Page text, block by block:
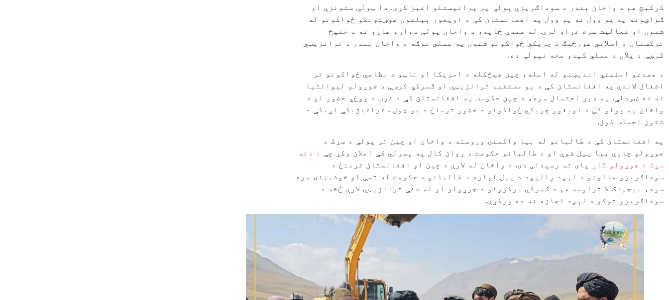
کړکېچ هم د واخان بندر د سوداګریزې پولې پر پرانیستلو اغېز کړی. دا ټولې ستونزې او
ګواښونه په یو ډول نه یو ډول په افغانستان کې د اویغور بېلتون غوښتونکو ځواکونو له
شتون او فعالیت سره تړاو لري. له همدې ځایه، د واخان پولې دواړو غاړو ته د ختیځ
ترکستان د اسلامي غورځنګ د چریکي ځواکونو شتون په عملي توګه د واخان بندر د ترانزیټي
کرښې د پلان د عملي کیدو مخه نیولې ده.
د همدغو امنیتي اندیښنو له امله، چین هیڅکله د امریکا او ناټو د نظامي ځواکونو تر
اشغال لاندې په افغانستان کې د یو مستقیم ترانزیټي او ګمرکي کرښې د جوړولو لیوالتیا
نه ده ښودلې. په ډېر احتمال سره، د چین حکومت په افغانستان کې د غرب د پوځي حضور او د
واخان په پولو کې د اویغور چریکي ځواکونو د حضور ترمنځ د یو ډول ستراتیژیکې اړیکې د
شتون احساس کول.
په افغانستان کې د طالبانو له بیا واکمنۍ وروسته د واخان او چین تر پولې د سړک د
جوړولو چارې بیا پیل شوې او د طالبانو حکومت د روان کال په پسرلي کې اعلان وکړ چې د دغه
سړک د جوړولو کار
پای ته رسېدلی دی. د واخان له لارې د چین او افغانستان ترمنځ د
سوداګریزو مالونو د لېږد رالېږد د پیل لپاره د طالبانو د حکومت له تمې او خوشبینۍ سره
سره، بیجینګ لا تراوسه هم د ګمرکي مرکزونو د جوړولو او له دغې ترانزیټي لارې څخه د
سوداګریزو توکو د لېږد اجازه نه ده ورکړې.